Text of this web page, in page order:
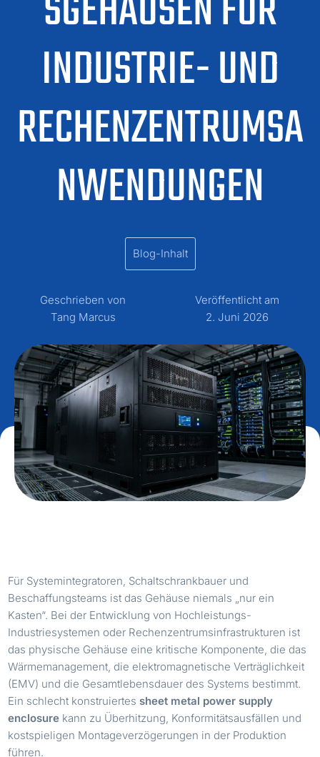
INDUSTRIE- UND
RECHENZENTRUMSA
NWENDUNGEN
Blog-Inhalt
Geschrieben von
Tang Marcus
Veröffentlicht am
2. Juni 2026
Für Systemintegratoren, Schaltschrankbauer und
Beschaffungsteams ist das Gehäuse niemals „nur ein
Kasten“. Bei der Entwicklung von Hochleistungs-
Industriesystemen oder Rechenzentrumsinfrastrukturen ist
das physische Gehäuse eine kritische Komponente, die das
Wärmemanagement, die elektromagnetische Verträglichkeit
(EMV) und die Gesamtlebensdauer des Systems bestimmt.
Ein schlecht konstruiertes sheet metal power supply
enclosure kann zu Überhitzung, Konformitätsausfällen und
kostspieligen Montageverzögerungen in der Produktion
führen.